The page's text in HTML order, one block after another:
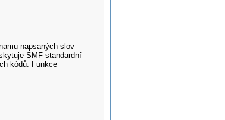
napsaných slov
SMF standardní
kódů. Funkce